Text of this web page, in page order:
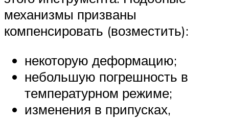
механизмы призваны
компенсировать (возместить):
некоторую деформацию;
небольшую погрешность в
температурном режиме;
изменения в припусках,